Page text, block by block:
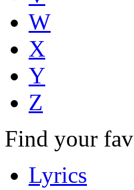
W
X
Y
Z
Find your
Lyrics